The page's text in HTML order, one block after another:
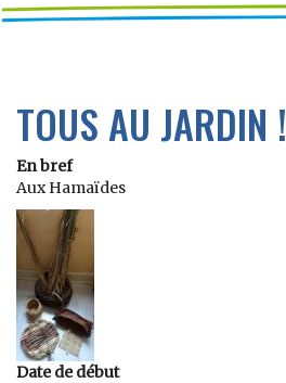
TOUS AU JARDIN !
En bref
Aux Hamaïdes
Date de début